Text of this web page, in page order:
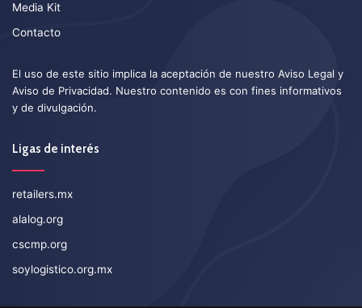
Media Kit
Contacto
El uso de este sitio implica la aceptación de nuestro Aviso Legal y
Aviso de Privacidad. Nuestro contenido es con fines informativos
y de divulgación.
Ligas de interés
retailers.mx
alalog.org
cscmp.org
soylogistico.org.mx